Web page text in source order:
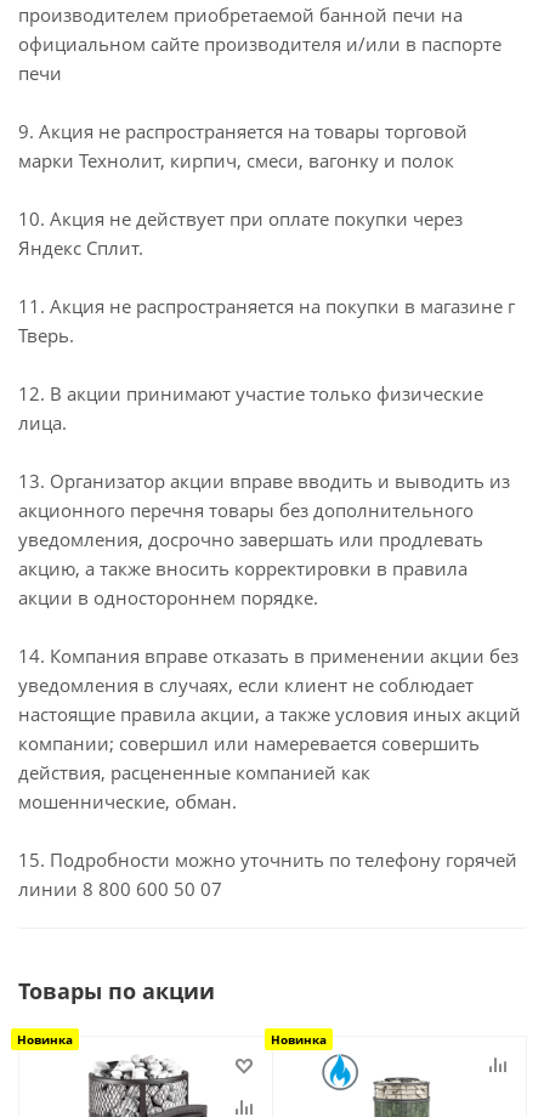
производителем приобретаемой банной печи на
официальном сайте производителя и/или в паспорте
печи
9. Акция не распространяется на товары торговой
марки Технолит, кирпич, смеси, вагонку и полок
10. Акция не действует при оплате покупки через
Яндекс Сплит.
11. Акция не распространяется на покупки в магазине г
Тверь.
12. В акции принимают участие только физические
лица.
13. Организатор акции вправе вводить и выводить из
акционного перечня товары без дополнительного
уведомления, досрочно завершать или продлевать
акцию, а также вносить корректировки в правила
акции в одностороннем порядке.
14. Компания вправе отказать в применении акции без
уведомления в случаях, если клиент не соблюдает
настоящие правила акции, а также условия иных акций
компании; совершил или намеревается совершить
действия, расцененные компанией как
мошеннические, обман.
15. Подробности можно уточнить по телефону горячей
линии 8 800 600 50 07
Товары по акции
Новинка Новинка